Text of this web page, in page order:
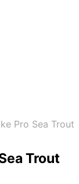
Pro Sea Trout
Trout